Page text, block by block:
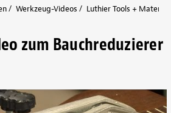
Werkzeug-Videos Luthier Tools +
zum Bauchreduzierer